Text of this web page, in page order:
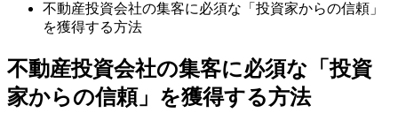
不動産投資会社の集客に必須な「投資家からの信頼」
を獲得する方法
不動産投資会社の集客に必須な「投資
家からの信頼」を獲得する方法